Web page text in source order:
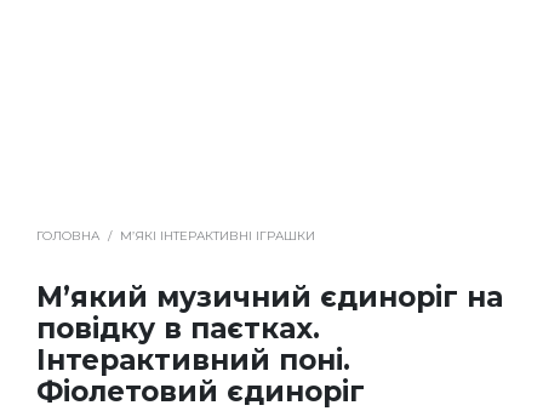
ГОЛОВНА / М’ЯКІ ІНТЕРАКТИВНІ ІГРАШКИ
М’який музичний єдиноріг на
повідку в паєтках.
Інтерактивний поні.
Фіолетовий єдиноріг